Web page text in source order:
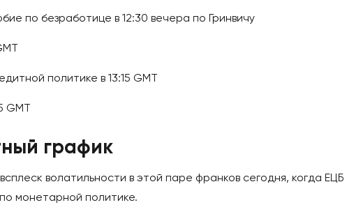
по безработице в 12:30 вечера по Гринвичу
политике в 13:15 GMT
GMT
график
волатильности в этой паре франков сегодня, когда ЕЦБ
монетарной политике.